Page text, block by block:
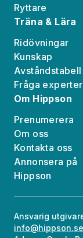
Ryttare
Träna & Lära
Ridövningar
Kunskap
Avståndstabell
Fråga
Om Hippson
Prenumerera
Om oss
Kontakta oss
Annonsera på
Hippson
Ansvarig
info@hippson.se